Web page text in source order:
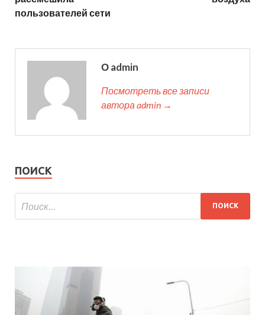
пользователей сети
О admin
Посмотреть все записи
автора admin →
ПОИСК